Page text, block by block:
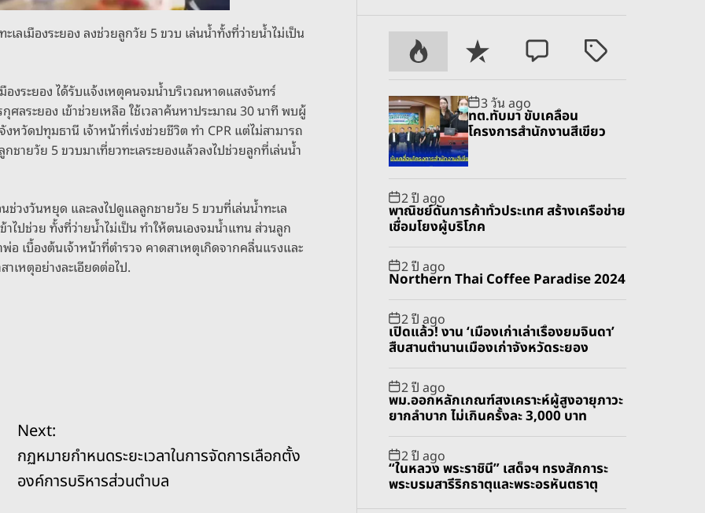
เมืองระยอง ลงช่วยลูกวัย 5 ขวบ เล่นน้ำทั้งที่ว่ายน้ำไม่เป็น
องระยอง ได้รับแจ้งเหตุคนจมน้ำบริเวณหาดแสงจันทร์
ศลระยอง เข้าช่วยเหลือ ใช้เวลาค้นหาประมาณ 30 นาที พบผู้
หวัดปทุมธานี เจ้าหน้าที่เร่งช่วยชีวิต ทำ CPR แต่ไม่สามารถ
ชายวัย 5 ขวบมาเที่ยวทะเลระยองแล้วลงไปช่วยลูกที่เล่นน้ำ
วงวันหยุด และลงไปดูแลลูกชายวัย 5 ขวบที่เล่นน้ำทะเล
ไปช่วย ทั้งที่ว่ายน้ำไม่เป็น ทำให้ตนเองจมน้ำแทน ส่วนลูก
เบื้องต้นเจ้าหน้าที่ตำรวจ คาดสาเหตุเกิดจากคลื่นแรงและ
าเหตุอย่างละเอียดต่อไป.
Next:
กฏหมายกำหนดระยะเวลาในการจัดการเลือกตั้ง
องค์การบริหารส่วนตำบล
P
o
p
u
l
a
r
R
e
c
e
n
t
C
o
m
m
e
T
g
e
3 วัน ago
ทต.ทับมา ขับเคลื่อน
โครงการสำนักงานสีเขียว
2 ปี ago
พาณิชย์ดันการค้าทั่วประเทศ สร้างเครือข่าย
เชื่อมโยงผู้บริโภค
2 ปี ago
Northern Thai Coffee Paradise 2024
2 ปี ago
เปิดแล้ว! งาน ‘เมืองเก่าเล่าเรื่องยมจินดา’
สืบสานตำนานเมืองเก่าจังหวัดระยอง
2 ปี ago
พม.ออกหลักเกณฑ์สงเคราะห์ผู้สูงอายุภาวะ
ยากลำบาก ไม่เกินครั้งละ 3,000 บาท
2 ปี ago
“ในหลวง พระราชินี” เสด็จฯ ทรงสักการะ
พระบรมสารีริกธาตุและพระอรหันตธาตุ